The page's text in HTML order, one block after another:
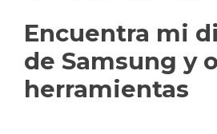
Encuentra mi
de Samsung y
herramientas